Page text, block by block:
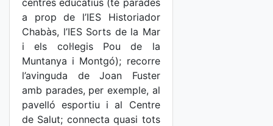
centres educatius (té parades
a prop de l’IES Historiador
Chabàs, l’IES Sorts de la Mar
i els col·legis Pou de la
Muntanya i Montgó); recorre
l’avinguda de Joan Fuster
amb parades, per exemple, al
pavelló esportiu i al Centre
de Salut; connecta quasi tots